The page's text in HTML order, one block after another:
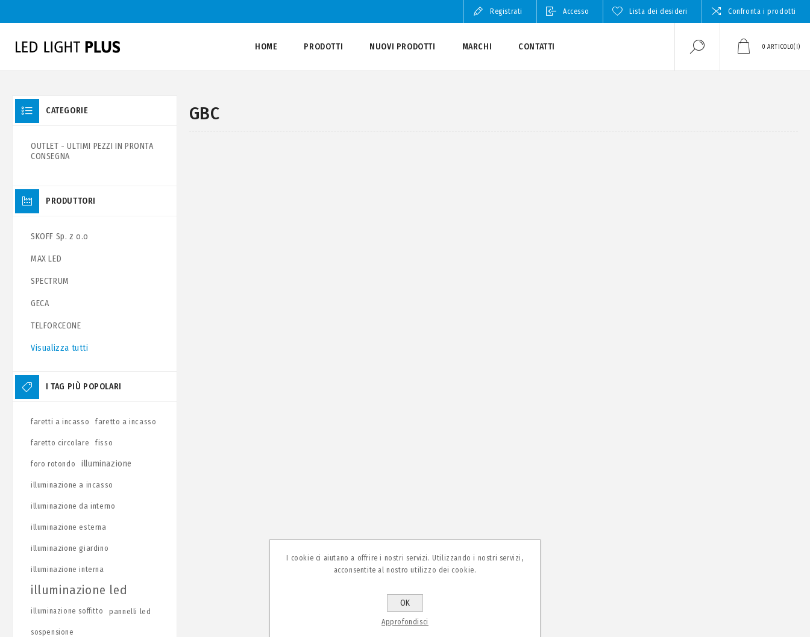
Registrati Accesso Lista dei desideri Confronta i prodotti
HOME PRODOTTI NUOVI PRODOTTI MARCHI CONTATTI 0 ARTICOLO(I)
GBC
CATEGORIE
OUTLET - ULTIMI PEZZI IN PRONTA
CONSEGNA
PRODUTTORI
SKOFF Sp. z o.o
MAX LED
SPECTRUM
GECA
TELFORCEONE
Visualizza tutti
I TAG PIÙ POPOLARI
faretti a incasso faretto a incasso
faretto circolare fisso
foro rotondo illuminazione
illuminazione a incasso
illuminazione da interno
illuminazione esterna
illuminazione giardino
illuminazione interna
illuminazione led
illuminazione soffitto pannelli led
sospensione
I cookie ci aiutano a offrire i nostri servizi. Utilizzando i nostri servizi,
acconsentite al nostro utilizzo dei cookie.
OK
Approfondisci